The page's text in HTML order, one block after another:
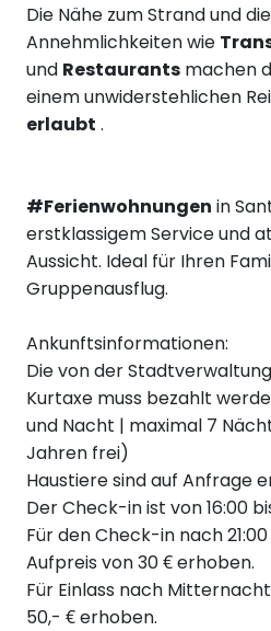
Die Nähe zum Strand und
Annehmlichkeiten wie
und Restaurants machen
einem unwiderstehlichen
erlaubt .
#Ferienwohnungen in
erstklassigem Service und
Aussicht. Ideal für Ihren
Gruppenausflug.
Ankunftsinformationen:
Die von der
Kurtaxe muss bezahlt
und Nacht | maximal 7
Jahren frei)
Haustiere sind auf Anfrage
Der Check-in ist von 16:00
Für den Check-in nach
Aufpreis von 30 € erhoben.
Für Einlass nach
50,- € erhoben.